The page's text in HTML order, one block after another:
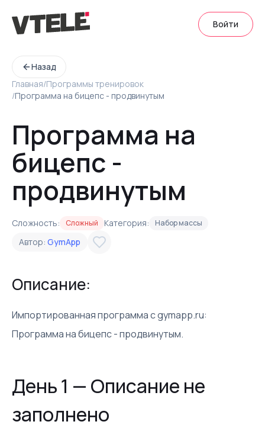
Войти
Назад
Главная/Программы тренировок
/Программа на бицепс - продвинутым
Программа на
бицепс -
продвинутым
Сложность: Сложный Категория: Набор массы
Автор: GymApp
Описание:
Импортированная программа с gymapp.ru:
Программа на бицепс - продвинутым.
День 1 — Описание не
заполнено